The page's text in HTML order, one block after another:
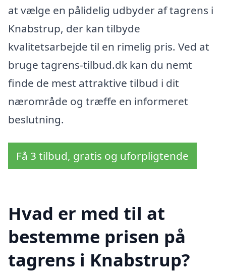
at vælge en pålidelig udbyder af tagrens i
Knabstrup, der kan tilbyde
kvalitetsarbejde til en rimelig pris. Ved at
bruge tagrens-tilbud.dk kan du nemt
finde de mest attraktive tilbud i dit
nærområde og træffe en informeret
beslutning.
Få 3 tilbud, gratis og uforpligtende
Hvad er med til at
bestemme prisen på
tagrens i Knabstrup?